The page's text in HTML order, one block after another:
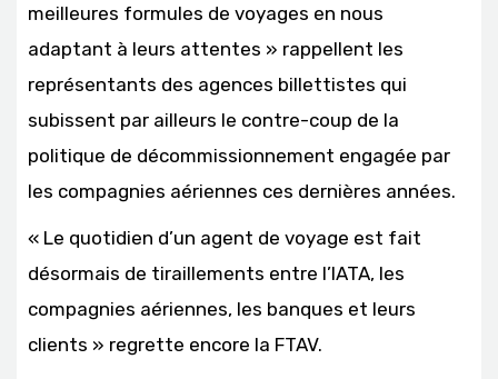
meilleures formules de voyages en nous
adaptant à leurs attentes » rappellent les
représentants des agences billettistes qui
subissent par ailleurs le contre-coup de la
politique de décommissionnement engagée par
les compagnies aériennes ces dernières années.
« Le quotidien d’un agent de voyage est fait
désormais de tiraillements entre l’IATA, les
compagnies aériennes, les banques et leurs
clients » regrette encore la FTAV.